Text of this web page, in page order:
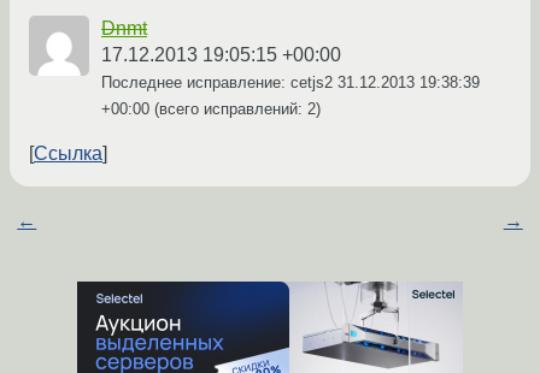
Dnmt
17.12.2013 19:05:15 +00:00
Последнее исправление: cetjs2 31.12.2013 19:38:39
+00:00 (всего исправлений: 2)
Ссылка
← →